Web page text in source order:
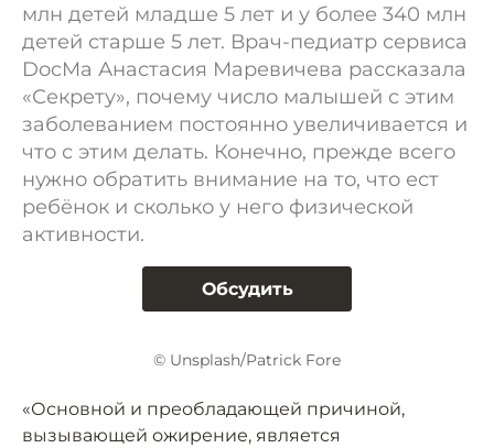
млн детей младше 5 лет и у более 340 млн
детей старше 5 лет. Врач-педиатр сервиса
DocMa Анастасия Маревичева рассказала
«Секрету», почему число малышей с этим
заболеванием постоянно увеличивается и
что с этим делать. Конечно, прежде всего
нужно обратить внимание на то, что ест
ребёнок и сколько у него физической
активности.
Обсудить
© Unsplash/Patrick Fore
«Основной и преобладающей причиной,
вызывающей ожирение, является